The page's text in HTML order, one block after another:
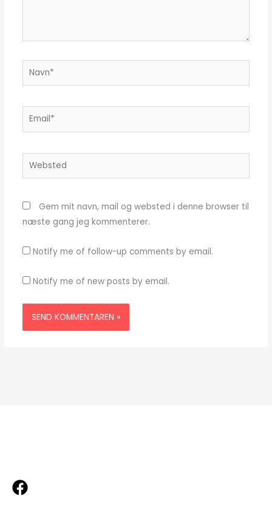
Navn*
Email*
Websted
Gem mit navn, mail og websted i denne browser til
næste gang jeg kommenterer.
Notify me of follow-up comments by email.
Notify me of new posts by email.